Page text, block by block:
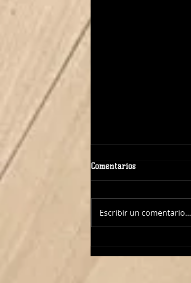
Comentarios
Escribir un comentario...